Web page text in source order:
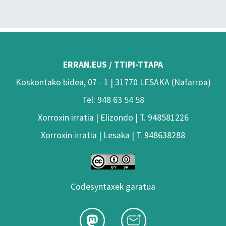
ERRAN.EUS / TTIPI-TTAPA
Koskontako bidea, 07 - 1 | 31770 LESAKA (Nafarroa)
Tel: 948 63 54 58
Xorroxin irratia | Elizondo | T. 948581226
Xorroxin irratia | Lesaka | T. 948638288
Codesyntaxek garatua